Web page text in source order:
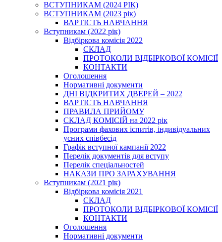
ВСТУПНИКАМ (2024 РІК)
ВСТУПНИКАМ (2023 рік)
ВАРТІСТЬ НАВЧАННЯ
Вступникам (2022 рік)
Відбіркова комісія 2022
СКЛАД
ПРОТОКОЛИ ВІДБІРКОВОЇ КОМІСІЇ
КОНТАКТИ
Оголошення
Нормативні документи
ДНІ ВІДКРИТИХ ДВЕРЕЙ – 2022
ВАРТІСТЬ НАВЧАННЯ
ПРАВИЛА ПРИЙОМУ
СКЛАД КОМІСІЙ на 2022 рік
Програми фахових іспитів, індивідуальних
усних співбесід
Графік вступної кампанії 2022
Перелік документів для вступу
Перелік спеціальностей
НАКАЗИ ПРО ЗАРАХУВАННЯ
Вступникам (2021 рік)
Відбіркова комісія 2021
СКЛАД
ПРОТОКОЛИ ВІДБІРКОВОЇ КОМІСІЇ
КОНТАКТИ
Оголошення
Нормативні документи